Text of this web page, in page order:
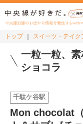
中央線沿線のお出かけ情報を発信するweb
グルメ・カフェ
おでかけ
トップ スイーツ・テイク
一粒一粒、
ショコラ
千駄ケ谷駅
Mon chocolat